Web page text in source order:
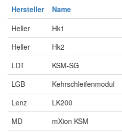
Hersteller Name
Heller
Hk1
Heller
Hk2
LDT
KSM-SG
LGB
Kehrschleifenmodul
Lenz
LK200
MD
mXion KSM